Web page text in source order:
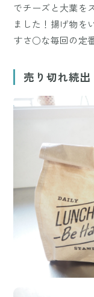
でチーズと大葉を
ました！揚げ物を
すさ○な毎回の定
売り切れ続